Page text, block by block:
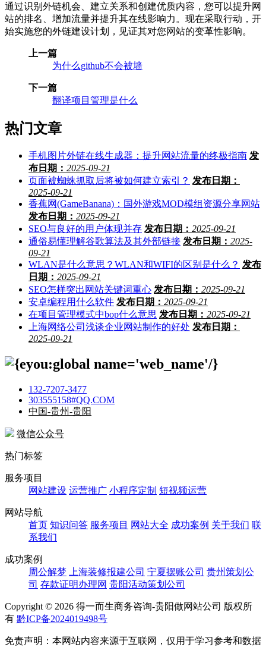
通过识别外链机会、建立关系和创建优质内容，您可以提升网
站的排名、增加流量并提升其在线影响力。现在采取行动，开
始实施您的外链建设计划，见证其对您网站的变革性影响。
上一篇
为什么github不会被墙
下一篇
翻译项目管理是什么
热门文章
手机图片外链在线生成器：提升网站流量的终极指南 发
布日期： 2025-09-21
页面被蜘蛛抓取后将被如何建立索引？ 发布日期：
2025-09-21
香蕉网(GameBanana)：国外游戏MOD模组资源分享网站
发布日期： 2025-09-21
SEO与良好的用户体现并存 发布日期： 2025-09-21
通俗易懂理解谷歌算法及其外部链接 发布日期： 2025-
09-21
WLAN是什么意思？WLAN和WIFI的区别是什么？ 发布
日期： 2025-09-21
SEO怎样突出网站关键词重心 发布日期： 2025-09-21
安卓编程用什么软件 发布日期： 2025-09-21
在项目管理模式中bop什么意思 发布日期： 2025-09-21
上海网络公司浅谈企业网站制作的好处 发布日期：
2025-09-21
132-7207-3477
303555158#QQ.COM
中国-贵州-贵阳
微信公众号
热门标签
服务项目
网站建设 运营推广 小程序定制 短视频运营
网站导航
首页 知识问答 服务项目 网站大全 成功案例 关于我们 联
系我们
成功案例
周公解梦
上海装修报建公司 宁夏摆账公司 贵州策划公
司 存款证明办理网 贵阳活动策划公司
Copyright © 2026 得一而生商务咨询-贵阳做网站公司 版权所
有 黔ICP备2024019498号
免责声明：本网站内容来源于互联网，仅用于学习参考和数据